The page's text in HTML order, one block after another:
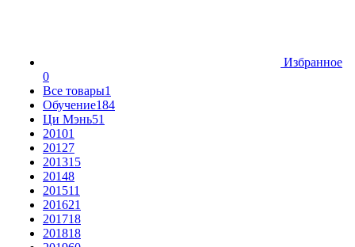
Избранное
0
Все товары1
Обучение184
Ци Мэнь51
20101
20127
201315
20148
201511
201621
201718
201818